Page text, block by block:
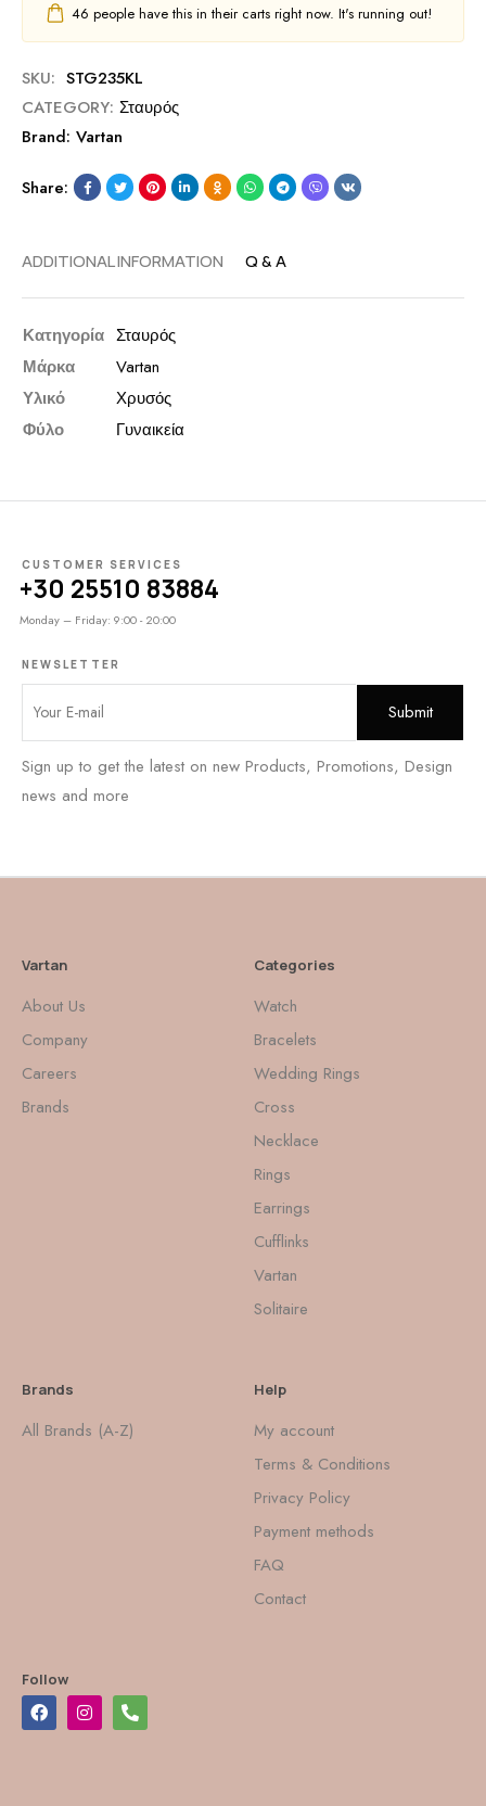
46 people have this in their carts right now. It's running out!
SKU: STG235KL
CATEGORY: Σταυρός
Brand: Vartan
Share:
ADDITIONAL INFORMATION Q & A
Κατηγορία Σταυρός
Μάρκα
Vartan
Υλικό
Χρυσός
Φύλο
Γυναικεία
CUSTOMER SERVICES
+30 25510 83884
Monday – Friday: 9:00 - 20:00
NEWSLETTER
Sign up to get the latest on new Products, Promotions, Design
news and more
Vartan
About Us
Company
Careers
Brands
Categories
Watch
Bracelets
Wedding Rings
Cross
Necklace
Rings
Earrings
Cufflinks
Vartan
Solitaire
Brands
All Brands (A-Z)
Help
My account
Terms & Conditions
Privacy Policy
Payment methods
FAQ
Contact
Follow